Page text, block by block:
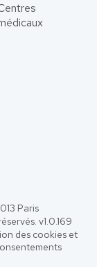
Paris
v1.0.169
des cookies et